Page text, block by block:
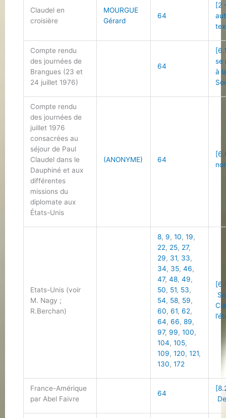
Claudel en
croisière
MOURGUE
Gérard
64
[2
Compte rendu
des journées de
Brangues (23 et
24 juillet 1976)
64
se
à
Compte rendu
des journées de
juillet 1976
consacrées au
séjour de Paul
Claudel dans le
Dauphiné et aux
différentes
missions du
diplomate aux
États-Unis
(ANONYME) 64
Etats-Unis (voir
M. Nagy ;
R.Berchan)
8, 9,10,19,
22, 25, 27,
29, 31, 33,
34, 35,46,
47,48,49,
50, 51, 53,
54, 58, 59,
60,61,62,
64,66,89,
97, 99,100,
104,105,
109,120,121,
130,172
France-Amérique
par Abel Faivre
64